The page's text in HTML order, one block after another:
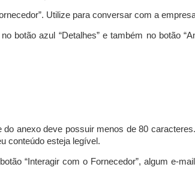
Utilize para conversar com a
azul “Detalhes” e também no botão
anexo deve possuir menos de 80
conteúdo esteja legível.
“Interagir com o Fornecedor”, algum e-